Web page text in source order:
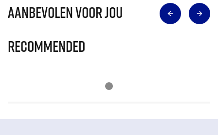
Aanbevolen voor jou
Recommended